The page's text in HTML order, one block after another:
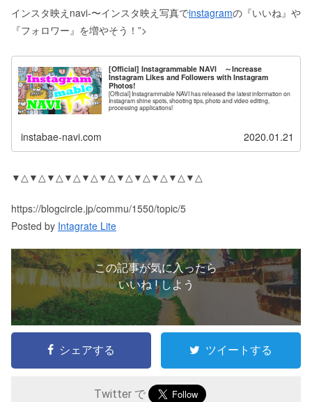
インスタ映えnavi-〜インスタ映え写真でinstagramの『いいね』や
『フォロワー』を増やそう！”>
[Official] Instagrammable NAVI ～Increase
Instagram Likes and Followers with Instagram
Photos!
[Official] Instagrammable NAVI has released the latest information on
Instagram shine spots, shooting tips, photo and video editing,
processing applications!
instabae-navi.com 2020.01.21
▼△▼△▼△▼△▼△▼△▼△▼△▼△▼△▼△
https://blogcircle.jp/commu/1550/topic/5
Posted by Intagrate Lite
この記事が気に入ったら
いいね ! しよう
シェアする ツイートする
Twitter で